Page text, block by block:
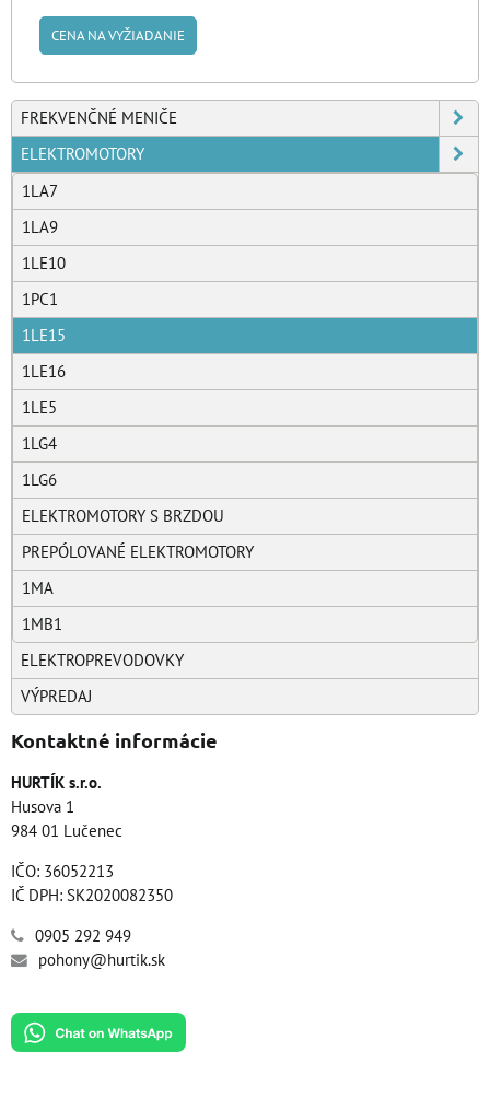
CENA NA VYŽIADANIE
FREKVENČNÉ MENIČE
ELEKTROMOTORY
1LA7
1LA9
1LE10
1PC1
1LE15
1LE16
1LE5
1LG4
1LG6
ELEKTROMOTORY S BRZDOU
PREPÓLOVANÉ ELEKTROMOTORY
1MA
1MB1
ELEKTROPREVODOVKY
VÝPREDAJ
Kontaktné informácie
HURTÍK s.r.o.
Husova 1
984 01 Lučenec
IČO: 36052213
IČ DPH: SK2020082350
0905 292 949
pohony@hurtik.sk